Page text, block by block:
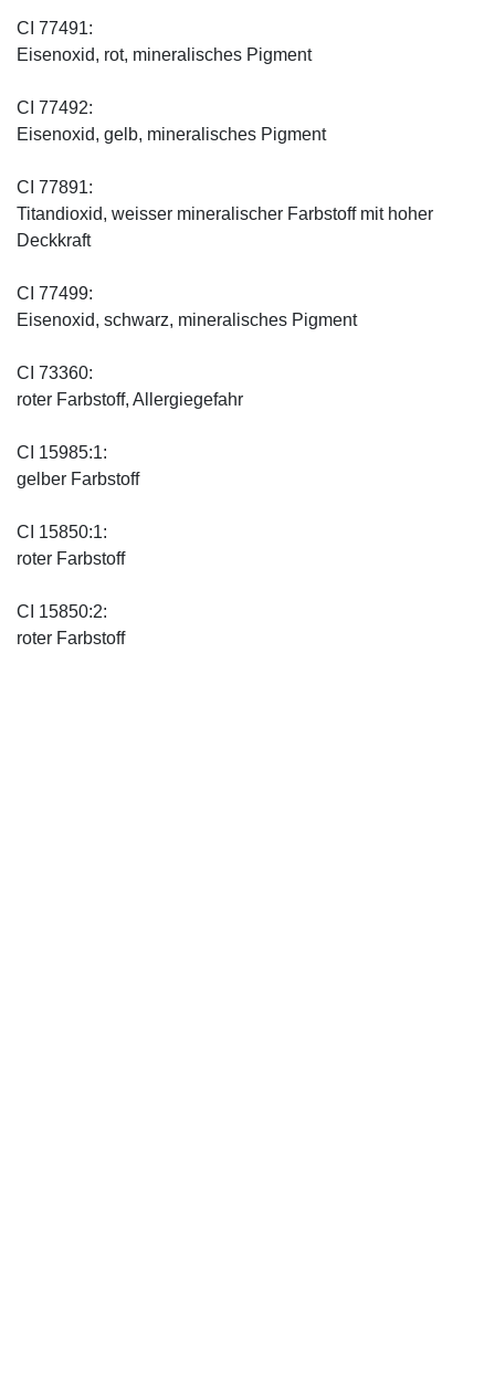
CI 77491:
Eisenoxid, rot, mineralisches Pigment
CI 77492:
Eisenoxid, gelb, mineralisches Pigment
CI 77891:
Titandioxid, weisser mineralischer Farbstoff mit hoher
Deckkraft
CI 77499:
Eisenoxid, schwarz, mineralisches Pigment
CI 73360:
roter Farbstoff, Allergiegefahr
CI 15985:1:
gelber Farbstoff
CI 15850:1:
roter Farbstoff
CI 15850:2:
roter Farbstoff